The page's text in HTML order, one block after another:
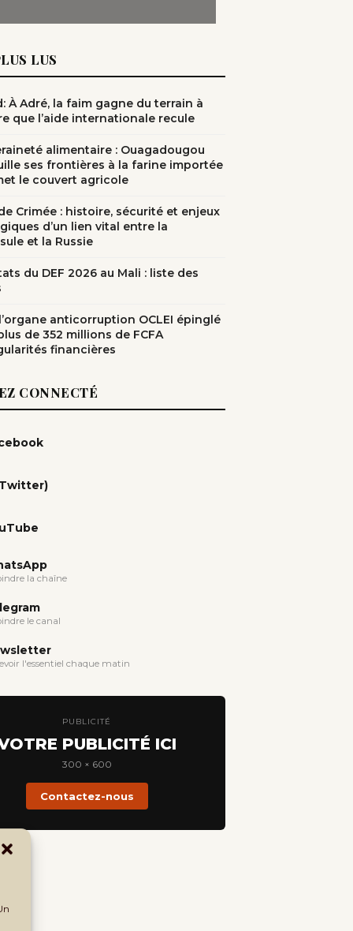
LUS
À Adré, la faim gagne du terrain à
que l’aide internationale recule
alimentaire : Ouagadougou
ses frontières à la farine importée
le couvert agricole
Crimée : histoire, sécurité et enjeux
d’un lien vital entre la
et la Russie
du DEF 2026 au Mali : liste des
anticorruption OCLEI épinglé
de 352 millions de FCFA
financières
CONNECTÉ
la chaîne
le canal
l'essentiel chaque matin
PUBLICITÉ
PUBLICITÉ ICI
300 × 600
Contactez-nous